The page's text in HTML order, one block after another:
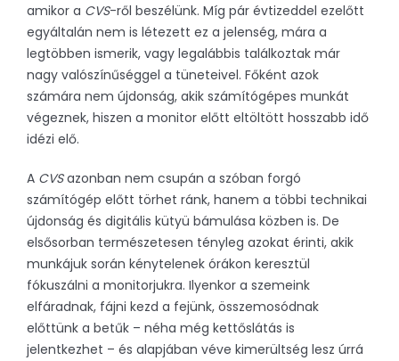
amikor a CVS-ről beszélünk. Míg pár évtizeddel ezelőtt
egyáltalán nem is létezett ez a jelenség, mára a
legtöbben ismerik, vagy legalábbis találkoztak már
nagy valószínűséggel a tüneteivel. Főként azok
számára nem újdonság, akik számítógépes munkát
végeznek, hiszen a monitor előtt eltöltött hosszabb idő
idézi elő.
A CVSazonban nem csupán a szóban forgó
számítógép előtt törhet ránk, hanem a többi technikai
újdonság és digitális kütyü bámulása közben is. De
elsősorban természetesen tényleg azokat érinti, akik
munkájuk során kénytelenek órákon keresztül
fókuszálni a monitorjukra. Ilyenkor a szemeink
elfáradnak, fájni kezd a fejünk, összemosódnak
előttünk a betűk – néha még kettőslátás is
jelentkezhet – és alapjában véve kimerültség lesz úrrá